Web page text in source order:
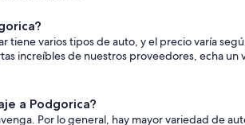
varios tipos de auto, y el precio varía
increíbles de nuestros proveedores, echa un
a Podgorica?
Por lo general, hay mayor variedad de